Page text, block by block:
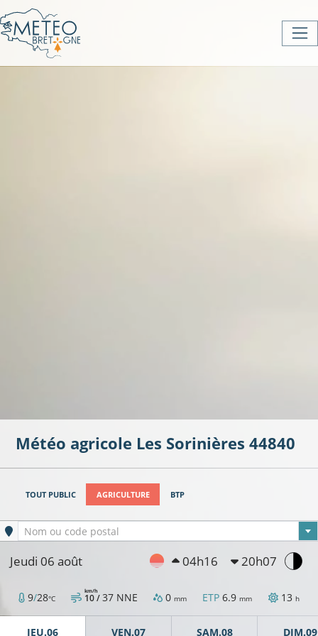
Météo agricole Les Sorinières 44840
TOUT PUBLIC AGRICULTURE BTP
Ville sélectionnée
Nom ou code postal
Jeudi 06 août 04h16 20h07
9/28°C 10 /
km/h 37 NNE 0 mm ETP6.9 mm 13 h
JEU.06 VEN.07 SAM.08 DIM.09
22°C
23°C
21°C